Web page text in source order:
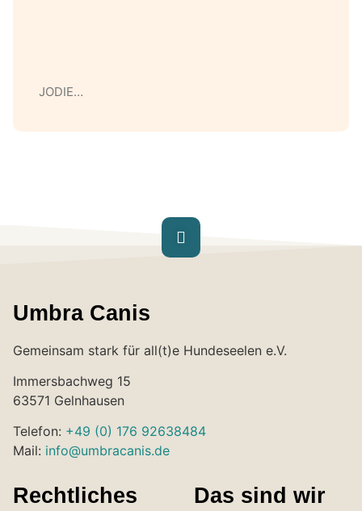
JODIE…
Umbra Canis
Gemeinsam stark für all(t)e Hundeseelen e.V.
Immersbachweg 15
63571 Gelnhausen
Telefon: +49 (0) 176 92638484
Mail: info@umbracanis.de
Rechtliches Das sind wir